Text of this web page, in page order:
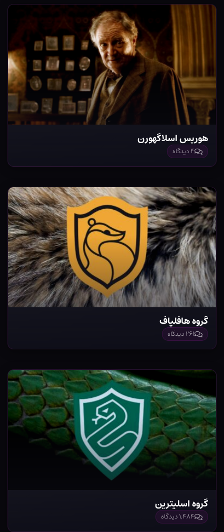
هوریس اسلاگهورن
۴ دیدگاه
گروه هافلپاف
۲۶۱ دیدگاه
گروه اسلیترین
۱,۴۸۴ دیدگاه